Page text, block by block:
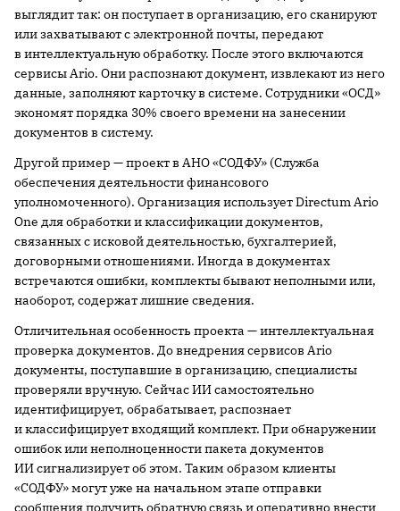
выглядит так: он поступает в организацию, его сканируют
или захватывают с электронной почты, передают
в интеллектуальную обработку. После этого включаются
сервисы Ario. Они распознают документ, извлекают из него
данные, заполняют карточку в системе. Сотрудники «ОСД»
экономят порядка 30% своего времени на занесении
документов в систему.
Другой пример — проект в АНО «СОДФУ» (Служба
обеспечения деятельности финансового
уполномоченного). Организация использует Directum Ario
One для обработки и классификации документов,
связанных с исковой деятельностью, бухгалтерией,
договорными отношениями. Иногда в документах
встречаются ошибки, комплекты бывают неполными или,
наоборот, содержат лишние сведения.
Отличительная особенность проекта — интеллектуальная
проверка документов. До внедрения сервисов Ario
документы, поступавшие в организацию, специалисты
проверяли вручную. Сейчас ИИ самостоятельно
идентифицирует, обрабатывает, распознает
и классифицирует входящий комплект. При обнаружении
ошибок или неполноценности пакета документов
ИИ сигнализирует об этом. Таким образом клиенты
«СОДФУ» могут уже на начальном этапе отправки
сообщения получить обратную связь и оперативно внести